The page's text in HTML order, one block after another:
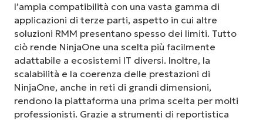
l’ampia compatibilità con una vasta gamma di
applicazioni di terze parti, aspetto in cui altre
soluzioni RMM presentano spesso dei limiti. Tutto
ciò rende NinjaOne una scelta più facilmente
adattabile a ecosistemi IT diversi. Inoltre, la
scalabilità e la coerenza delle prestazioni di
NinjaOne, anche in reti di grandi dimensioni,
rendono la piattaforma una prima scelta per molti
professionisti. Grazie a strumenti di reportistica